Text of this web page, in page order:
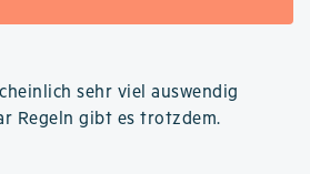
sehr viel auswendig
Regeln gibt es trotzdem.